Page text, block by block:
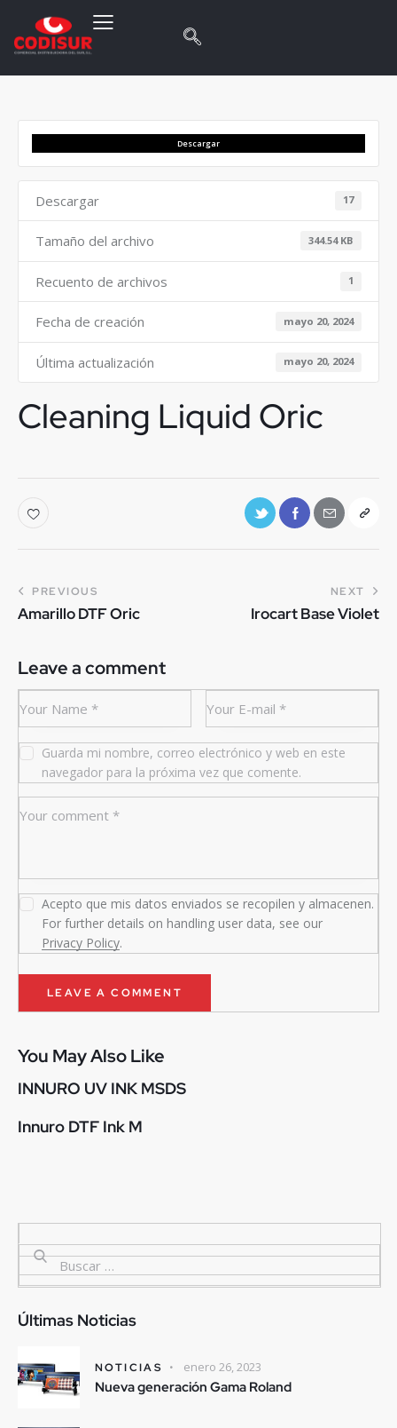
Descargar
Descargar 17
Tamaño del archivo 344.54 KB
Recuento de archivos 1
Fecha de creación mayo 20, 2024
Última actualización mayo 20, 2024
Cleaning Liquid Oric
PREVIOUS
Amarillo DTF Oric
NEXT
Irocart Base Violet
Leave a comment
Guarda mi nombre, correo electrónico y web en este
navegador para la próxima vez que comente.
Acepto que mis datos enviados se recopilen y almacenen.
For further details on handling user data, see our
Privacy Policy.
You May Also Like
INNURO UV INK MSDS
Innuro DTF Ink M
Últimas Noticias
NOTICIAS enero 26, 2023
Nueva generación Gama Roland